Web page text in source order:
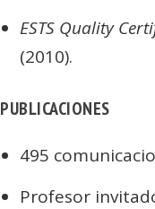
ESTS Quality
(2010).
PUBLICACIONES
495
Profesor